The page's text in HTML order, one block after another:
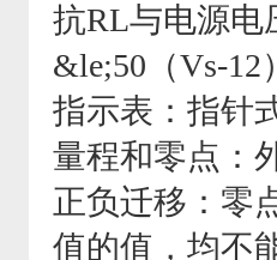
抗RL与电源电
&le;50（Vs-12
指示表：指针
量程和零点：
正负迁移：零
值的值，均不